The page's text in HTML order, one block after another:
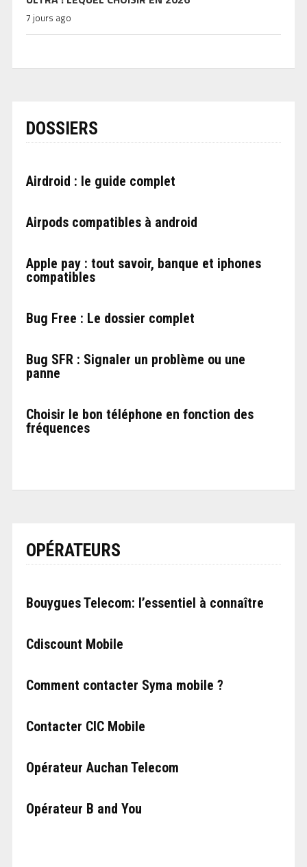
7 jours ago
DOSSIERS
Airdroid : le guide complet
Airpods compatibles à android
Apple pay : tout savoir, banque et iphones
compatibles
Bug Free : Le dossier complet
Bug SFR : Signaler un problème ou une
panne
Choisir le bon téléphone en fonction des
fréquences
OPÉRATEURS
Bouygues Telecom: l’essentiel à connaître
Cdiscount Mobile
Comment contacter Syma mobile ?
Contacter CIC Mobile
Opérateur Auchan Telecom
Opérateur B and You